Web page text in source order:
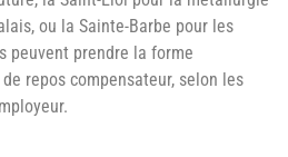
ou la Sainte-Barbe pour les
peuvent prendre la forme
repos compensateur, selon les